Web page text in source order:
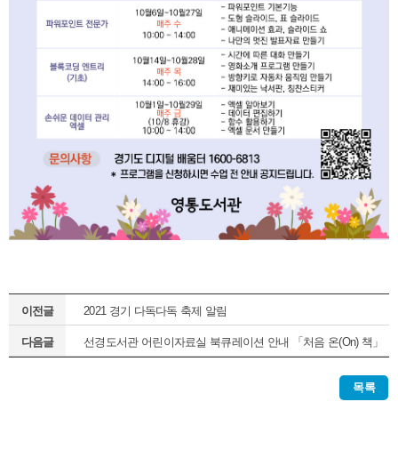
이전글 2021 경기 다독다독 축제 알림
다음글 선경도서관 어린이자료실 북큐레이션 안내 「처음 온(On) 책」
목록